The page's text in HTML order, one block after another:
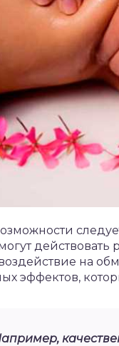
на
эффектов,